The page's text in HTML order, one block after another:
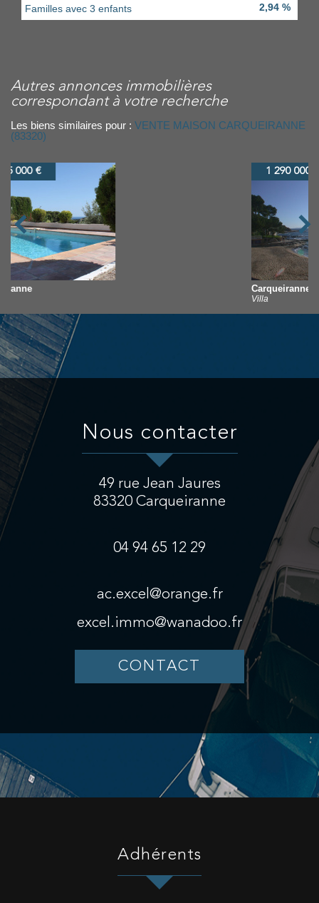
Familles avec 3 enfants 2,94 %
autres annonces immobilières
correspondant à votre recherche
Les biens similaires pour : VENTE MAISON CARQUEIRANNE
(83320)
1 290 000 €
nous contacter
49 rue Jean Jaures
83320 Carqueiranne
04 94 65 12 29
ac.excel@orange.fr
excel.immo@wanadoo.fr
CONTACT
adhérents